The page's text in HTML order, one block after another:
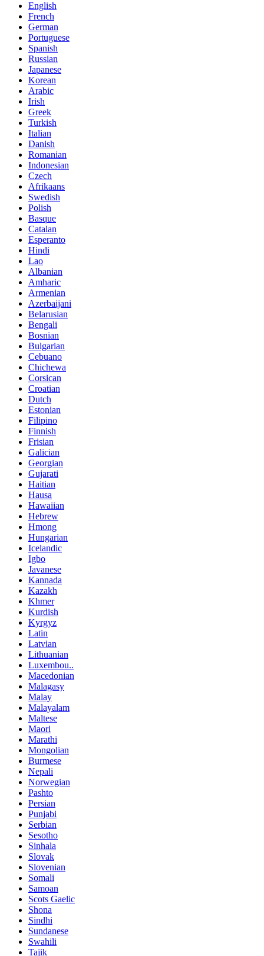
English
French
German
Portuguese
Spanish
Russian
Japanese
Korean
Arabic
Irish
Greek
Turkish
Italian
Danish
Romanian
Indonesian
Czech
Afrikaans
Swedish
Polish
Basque
Catalan
Esperanto
Hindi
Lao
Albanian
Amharic
Armenian
Azerbaijani
Belarusian
Bengali
Bosnian
Bulgarian
Cebuano
Chichewa
Corsican
Croatian
Dutch
Estonian
Filipino
Finnish
Frisian
Galician
Georgian
Gujarati
Haitian
Hausa
Hawaiian
Hebrew
Hmong
Hungarian
Icelandic
Igbo
Javanese
Kannada
Kazakh
Khmer
Kurdish
Kyrgyz
Latin
Latvian
Lithuanian
Luxembou..
Macedonian
Malagasy
Malay
Malayalam
Maltese
Maori
Marathi
Mongolian
Burmese
Nepali
Norwegian
Pashto
Persian
Punjabi
Serbian
Sesotho
Sinhala
Slovak
Slovenian
Somali
Samoan
Scots Gaelic
Shona
Sindhi
Sundanese
Swahili
Tajik